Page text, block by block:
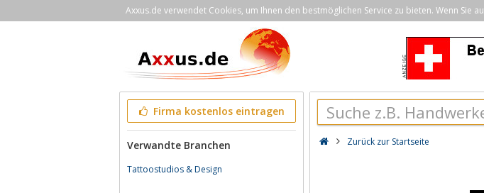
Axxus.de verwendet Cookies, um Ihnen den bestmöglichen Service zu bieten. Wenn Sie
Firma kostenlos eintragen
Verwandte Branchen
Tattoostudios & Design
Zurück zur Startseite